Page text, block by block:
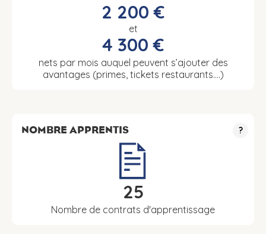
2 200 €
et
4 300 €
nets par mois auquel peuvent s’ajouter des
avantages (primes, tickets restaurants….)
NOMBRE APPRENTIS ?
25
Nombre de contrats d'apprentissage